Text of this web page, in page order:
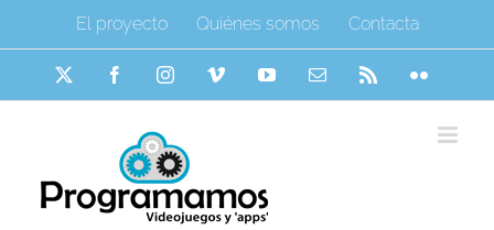
al
contenido
El proyecto Quiénes somos Contacta
FacebookInstagramVimeo YouTubeCorreo
Flickr